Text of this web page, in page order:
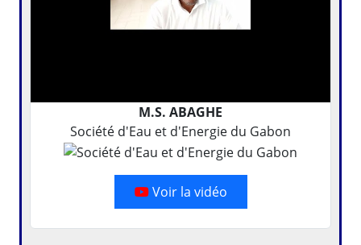
M.S. ABAGHE
Société d'Eau et d'Energie du Gabon
Voir la vidéo